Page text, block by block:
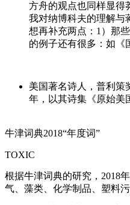
方舟的观点也同样显得
我对纳博科夫的理解与
想再补充两点：1）那
的例子还有很多：如《
美国著名诗人，普利策
年，以其诗集《原始美
牛津词典2018“年度词”
TOXIC
根据牛津词典的研究，2018
气、藻类、化学制品、塑料